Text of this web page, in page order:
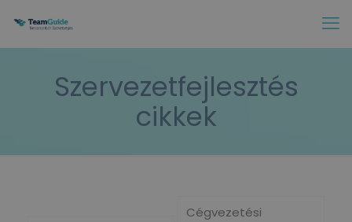
Szervezetfejlesztés
cikkek
Cégvezetési